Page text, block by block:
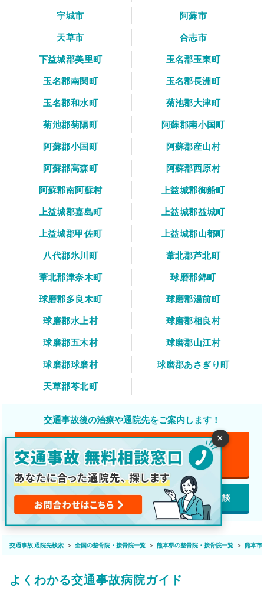
宇城市
阿蘇市
天草市
合志市
下益城郡美里町
玉名郡玉東町
玉名郡南関町
玉名郡長洲町
玉名郡和水町
菊池郡大津町
菊池郡菊陽町
阿蘇郡南小国町
阿蘇郡小国町
阿蘇郡産山村
阿蘇郡高森町
阿蘇郡西原村
阿蘇郡南阿蘇村
上益城郡御船町
上益城郡嘉島町
上益城郡益城町
上益城郡甲佐町
上益城郡山都町
八代郡氷川町
葦北郡芦北町
葦北郡津奈木町
球磨郡錦町
球磨郡多良木町
球磨郡湯前町
球磨郡水上村
球磨郡相良村
球磨郡五木村
球磨郡山江村
球磨郡球磨村
球磨郡あさぎり町
天草郡苓北町
交通事故後の治療や通院先をご案内します！
無料 電話で無料相談
LINEで無料相談 featured_play_list webで無料相談
交通事故 通院先検索 全国の整骨院・接骨院一覧 熊本県の整骨院・接骨院一覧 熊本市
よくわかる交通事故病院ガイド
×